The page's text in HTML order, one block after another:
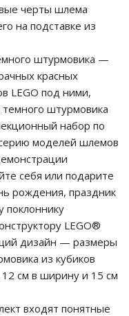
черты шлема
на подставке из
штурмовика —
красных
LEGO под ними,
штурмовика
набор по
моделей шлемов
себя или подарите
рождения, праздник
поклоннику
LEGO®
дизайн — размеры
из кубиков
см в ширину и 15 см
входят понятные